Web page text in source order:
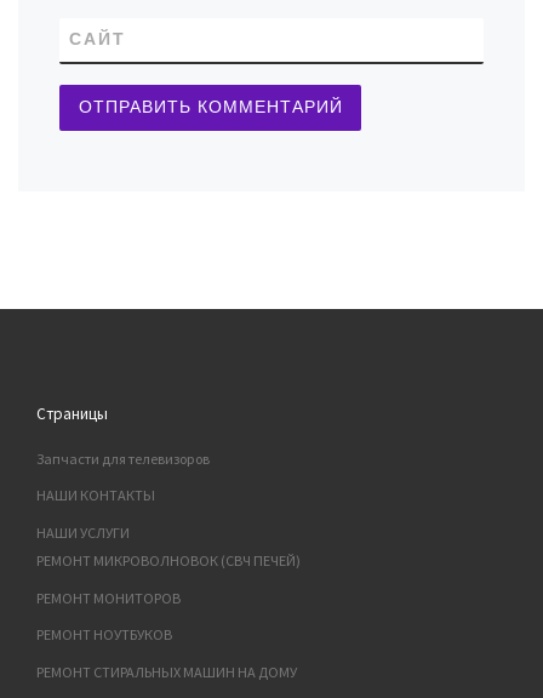
САЙТ
Страницы
Запчасти для телевизоров
НАШИ КОНТАКТЫ
НАШИ УСЛУГИ
РЕМОНТ МИКРОВОЛНОВОК (СВЧ ПЕЧЕЙ)
РЕМОНТ МОНИТОРОВ
РЕМОНТ НОУТБУКОВ
РЕМОНТ СТИРАЛЬНЫХ МАШИН НА ДОМУ